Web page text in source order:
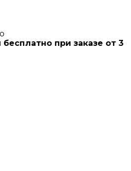
бесплатно при заказе от 3